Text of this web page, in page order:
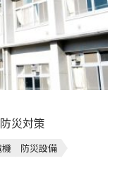
災対策
防災設備